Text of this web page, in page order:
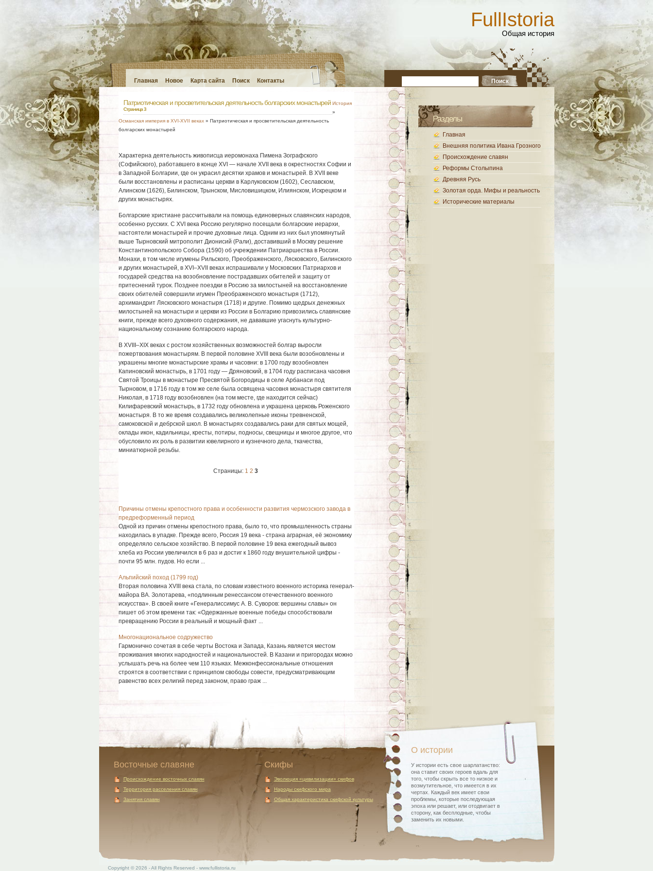
FullIstoria
Общая история
Главная Новое Карта сайта Поиск Контакты
Патриотическая и просветительская деятельность болгарских монастырей
Страница 3
История
»
Османская империя в XVI-XVII веках» Патриотическая и просветительская деятельность
болгарских монастырей
Характерна деятельность живописца иеромонаха Пимена Зографского
(Софийского), работавшего в конце ХVI — начале ХVII века в окрестностях Софии и
в Западной Болгарии, где он украсил десятки храмов и монастырей. В ХVII веке
были восстановлены и расписаны церкви в Карлуковском (1602), Сеславском,
Алинском (1626), Билинском, Трынском, Мисловишицком, Илиянском, Искрецком и
других монастырях.
Болгарские христиане рассчитывали на помощь единоверных славянских народов,
особенно русских. С XVI века Россию регулярно посещали болгарские иерархи,
настоятели монастырей и прочие духовные лица. Одним из них был упомянутый
выше Тырновский митрополит Дионисий (Рали), доставивший в Москву решение
Константинопольского Собора (1590) об учреждении Патриаршества в России.
Монахи, в том числе игумены Рильского, Преображенского, Лясковского, Билинского
и других монастырей, в ХVI–ХVII веках испрашивали у Московских Патриархов и
государей средства на возобновление пострадавших обителей и защиту от
притеснений турок. Позднее поездки в Россию за милостыней на восстановление
своих обителей совершили игумен Преображенского монастыря (1712),
архимандрит Лясковского монастыря (1718) и другие. Помимо щедрых денежных
милостыней на монастыри и церкви из России в Болгарию привозились славянские
книги, прежде всего духовного содержания, не дававшие угаснуть культурно-
национальному сознанию болгарского народа.
В ХVIII–ХIХ веках с ростом хозяйственных возможностей болгар выросли
пожертвования монастырям. В первой половине ХVIII века были возобновлены и
украшены многие монастырские храмы и часовни: в 1700 году возобновлен
Капиновский монастырь, в 1701 году — Дряновский, в 1704 году расписана часовня
Святой Троицы в монастыре Пресвятой Богородицы в селе Арбанаси под
Тырновом, в 1716 году в том же селе была освящена часовня монастыря святителя
Николая, в 1718 году возобновлен (на том месте, где находится сейчас)
Килифаревский монастырь, в 1732 году обновлена и украшена церковь Роженского
монастыря. В то же время создавались великолепные иконы тревненской,
самоковской и дебрской школ. В монастырях создавались раки для святых мощей,
оклады икон, кадильницы, кресты, потиры, подносы, свещницы и многое другое, что
обусловило их роль в развитии ювелирного и кузнечного дела, ткачества,
миниатюрной резьбы.
Страницы: 1 2 3
Причины отмены крепостного права и особенности развития чермозского завода в
предреформенный период
Одной из причин отмены крепостного права, было то, что промышленность страны
находилась в упадке. Прежде всего, Россия 19 века - страна аграрная, её экономику
определяло сельское хозяйство. В первой половине 19 века ежегодный вывоз
хлеба из России увеличился в 6 раз и достиг к 1860 году внушительной цифры -
почти 95 млн. пудов. Но если ...
Альпийский поход (1799 год)
Вторая половина XVIII века стала, по словам известного военного историка генерал-
майора ВА. Золотарева, «подлинным ренессансом отечественного военного
искусства». В своей книге «Генералиссимус А. В. Суворов: вершины славы» он
пишет об этом времени так: «Одержанные военные победы способствовали
превращению России в реальный и мощный факт ...
Многонациональное содружество
Гармонично сочетая в себе черты Востока и Запада, Казань является местом
проживания многих народностей и национальностей. В Казани и пригородах можно
услышать речь на более чем 110 языках. Межконфессиональные отношения
строятся в соответствии с принципом свободы совести, предусматривающим
равенство всех религий перед законом, право граж ...
Разделы
Главная
Внешняя политика Ивана Грозного
Происхождение славян
Реформы Столыпина
Древняя Русь
Золотая орда. Мифы и реальность
Исторические материалы
Восточные славяне
Происхождение восточных славян
Территория расселения славян
Занятия славян
Скифы
Эволюция «цивилизации» скифов
Народы скифского мира
Общая характеристика скифской культуры
О истории
У истории есть свое шарлатанство:
она ставит своих героев вдаль для
того, чтобы скрыть все то низкое и
возмутительное, что имеется в их
чертах. Каждый век имеет свои
проблемы, которые последующая
эпоха или решает, или отодвигает в
сторону, как бесплодные, чтобы
заменить их новыми.
Copyright © 2026 - All Rights Reserved - www.fullistoria.ru